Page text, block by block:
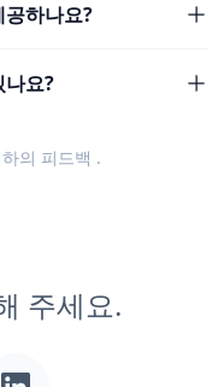
하나요?
나요?
의 피드백 .
주세요.